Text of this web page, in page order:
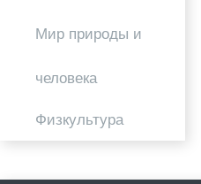
Мир природы и
человека
Физкультура